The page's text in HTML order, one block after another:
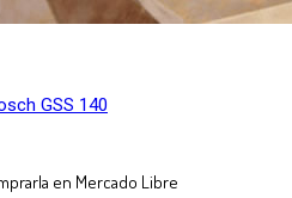
GSS 140
en Mercado Libre